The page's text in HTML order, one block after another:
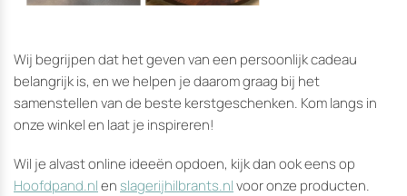
Wij begrijpen dat het geven van een persoonlijk cadeau
belangrijk is, en we helpen je daarom graag bij het
samenstellen van de beste kerstgeschenken. Kom langs in
onze winkel en laat je inspireren!
Wil je alvast online ideeën opdoen, kijk dan ook eens op
Hoofdpand.nlenslagerijhilbrants.nlvoor onze producten.